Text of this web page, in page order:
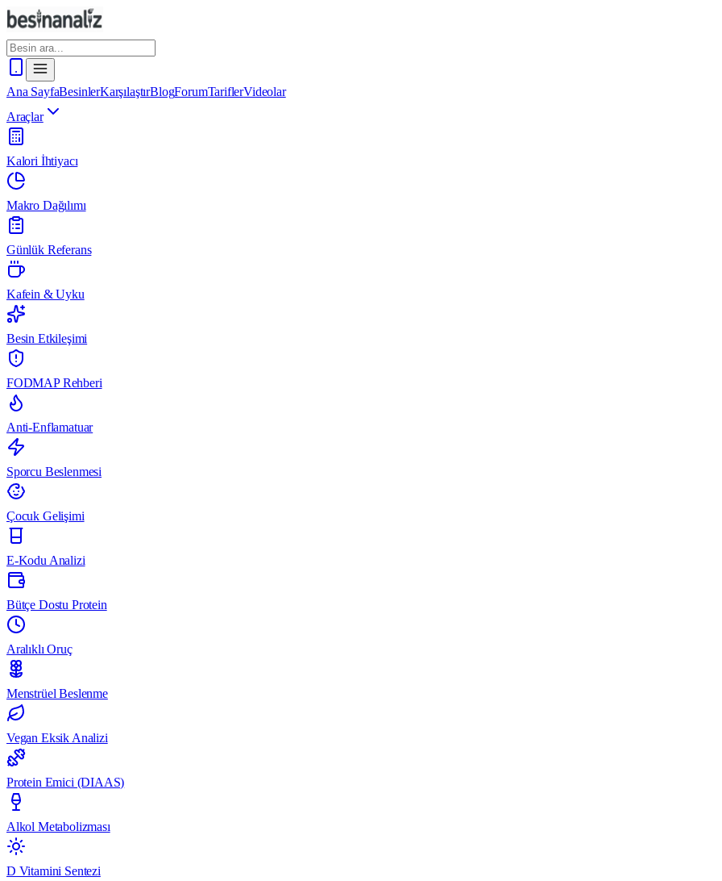
Ana SayfaBesinlerKarşılaştırBlogForumTariflerVideolar
Araçlar
Kalori İhtiyacı
Makro Dağılımı
Günlük Referans
Kafein & Uyku
Besin Etkileşimi
FODMAP Rehberi
Anti-Enflamatuar
Sporcu Beslenmesi
Çocuk Gelişimi
E-Kodu Analizi
Bütçe Dostu Protein
Aralıklı Oruç
Menstrüel Beslenme
Vegan Eksik Analizi
Protein Emici (DIAAS)
Alkol Metabolizması
D Vitamini Sentezi